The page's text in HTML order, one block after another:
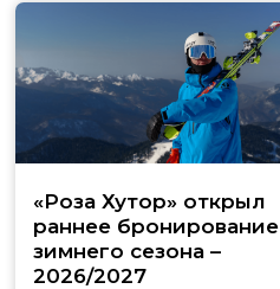
«Роза Хутор» открыл
раннее бронирование
зимнего сезона –
2026/2027